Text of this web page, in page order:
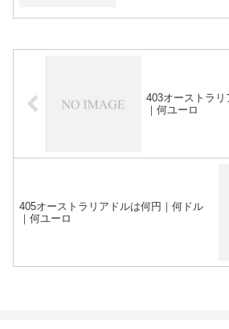
403オーストラ
｜何ユーロ
405オーストラリアドルは何円｜何ドル
｜何ユーロ